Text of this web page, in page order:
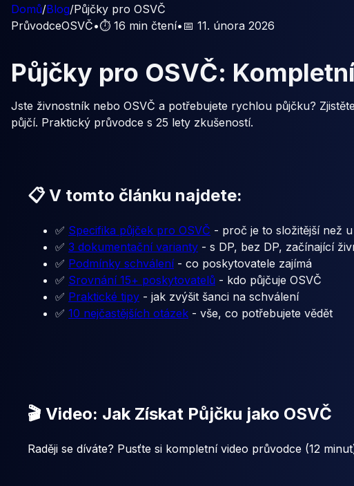
Domů/Blog/Půjčky pro OSVČ
PrůvodceOSVČ•⏱️ 16 min čtení• 📅 11. února 2026
Půjčky pro OSVČ:
Jste živnostník nebo OSVČ a potřebujete rychlou půjčku?
půjčí. Praktický průvodce s 25 lety zkušeností.
📋 V tomto článku najdete:
✅ Specifika půjček pro OSVČ - proč je to složitější než
✅ 3 dokumentační varianty - s DP, bez DP, začínající
✅ Podmínky schválení- co poskytovatele zajímá
✅ Srovnání 15+ poskytovatelů - kdo půjčuje OSVČ
✅ Praktické tipy - jak zvýšit šanci na schválení
✅ 10 nejčastějších otázek - vše, co potřebujete vědět
🎬 Video: Jak Získat Půjčku jako OSVČ
Raději se díváte? Pusťte si kompletní video průvodce (12